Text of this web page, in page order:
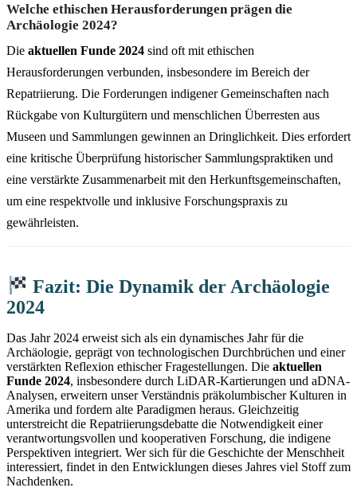
Welche ethischen Herausforderungen prägen die
Archäologie 2024?
Die aktuellen Funde 2024 sind oft mit ethischen
Herausforderungen verbunden, insbesondere im Bereich der
Repatriierung. Die Forderungen indigener Gemeinschaften nach
Rückgabe von Kulturgütern und menschlichen Überresten aus
Museen und Sammlungen gewinnen an Dringlichkeit. Dies erfordert
eine kritische Überprüfung historischer Sammlungspraktiken und
eine verstärkte Zusammenarbeit mit den Herkunftsgemeinschaften,
um eine respektvolle und inklusive Forschungspraxis zu
gewährleisten.
Fazit: Die Dynamik der Archäologie
2024
Das Jahr 2024 erweist sich als ein dynamisches Jahr für die
Archäologie, geprägt von technologischen Durchbrüchen und einer
verstärkten Reflexion ethischer Fragestellungen. Die aktuellen
Funde 2024, insbesondere durch LiDAR-Kartierungen und aDNA-
Analysen, erweitern unser Verständnis präkolumbischer Kulturen in
Amerika und fordern alte Paradigmen heraus. Gleichzeitig
unterstreicht die Repatriierungsdebatte die Notwendigkeit einer
verantwortungsvollen und kooperativen Forschung, die indigene
Perspektiven integriert. Wer sich für die Geschichte der Menschheit
interessiert, findet in den Entwicklungen dieses Jahres viel Stoff zum
Nachdenken.